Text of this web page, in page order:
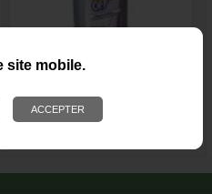
site mobile.
Flacon avec applicateur
tapis et moquette